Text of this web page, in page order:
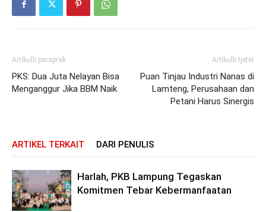
Artikulli paraprak
PKS: Dua Juta Nelayan Bisa
Menganggur Jika BBM Naik
Artikulli tjetër
Puan Tinjau Industri Nanas di
Lamteng, Perusahaan dan
Petani Harus Sinergis
ARTIKEL TERKAIT DARI PENULIS
Harlah, PKB Lampung Tegaskan
Komitmen Tebar Kebermanfaatan